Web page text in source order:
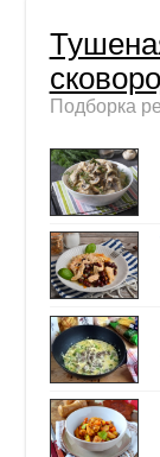
Подборка